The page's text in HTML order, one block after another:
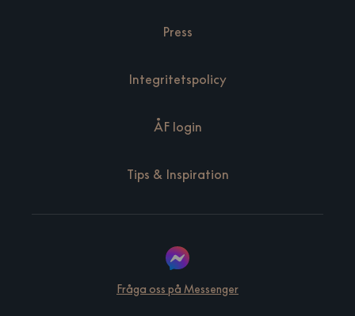
Press
Integritetspolicy
ÅF login
Tips & Inspiration
Fråga oss på Messenger